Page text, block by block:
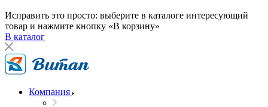
Исправить это просто: выберите в каталоге интересующий
товар и нажмите кнопку «В корзину»
В каталог
Компания